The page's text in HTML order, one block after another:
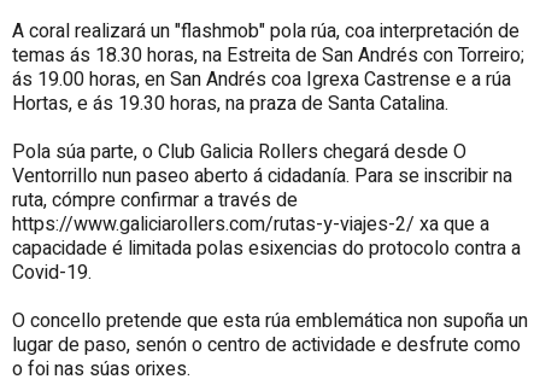
A coral realizará un "flashmob" pola rúa, coa interpretación de
temas ás 18.30 horas, na Estreita de San Andrés con Torreiro;
ás 19.00 horas, en San Andrés coa Igrexa Castrense e a rúa
Hortas, e ás 19.30 horas, na praza de Santa Catalina.
Pola súa parte, o Club Galicia Rollers chegará desde O
Ventorrillo nun paseo aberto á cidadanía. Para se inscribir na
ruta, cómpre confirmar a través de
https://www.galiciarollers.com/rutas-y-viajes-2/ xa que a
capacidade é limitada polas esixencias do protocolo contra a
Covid-19.
O concello pretende que esta rúa emblemática non supoña un
lugar de paso, senón o centro de actividade e desfrute como
o foi nas súas orixes.